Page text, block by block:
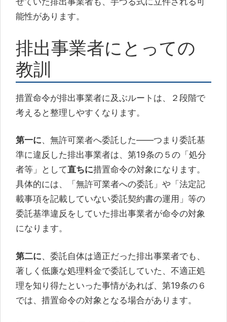
能性があります。
排出事業者にとっての
教訓
措置命令が排出事業者に及ぶルートは、２段階で
考えると整理しやすくなります。
第一に、無許可業者へ委託した――つまり委託基
準に違反した排出事業者は、第19条の５の「処分
者等」として直ちに措置命令の対象になります。
具体的には、「無許可業者への委託」や「法定記
載事項を記載していない委託契約書の運用」等の
委託基準違反をしていた排出事業者が命令の対象
になります。
第二に、委託自体は適正だった排出事業者でも、
著しく低廉な処理料金で委託していた、不適正処
理を知り得たといった事情があれば、第19条の６
では、措置命令の対象となる場合があります。